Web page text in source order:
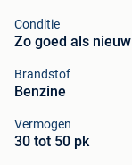
Conditie
Zo goed als nieuw
Brandstof
Benzine
Vermogen
30 tot 50 pk